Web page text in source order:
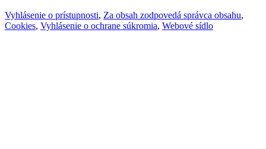
Vyhlásenie o prístupnosti, Za obsah zodpovedá správca obsahu,
Cookies, Vyhlásenie o ochrane súkromia, Webové sídlo